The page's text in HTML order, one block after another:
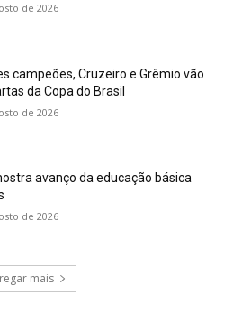
de 2026
campeões, Cruzeiro e Grêmio vão
da Copa do Brasil
de 2026
avanço da educação básica
de 2026
mais